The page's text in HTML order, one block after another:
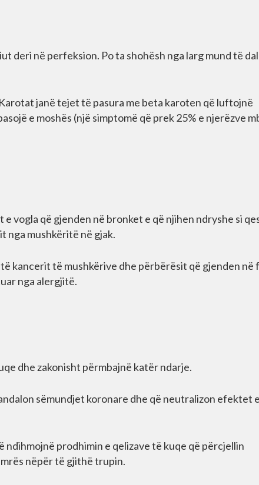
deri në perfeksion. Po ta shohësh nga larg mund të
janë tejet të pasura me beta karoten që luftojnë
e moshës (një simptomë që prek 25% e njerëzve
vogla që gjenden në bronket e që njihen ndryshe si
nga mushkëritë në gjak.
kancerit të mushkërive dhe përbërësit që gjenden në
nga alergjitë.
dhe zakonisht përmbajnë katër ndarje.
sëmundjet koronare dhe që neutralizon efektet e
ndihmojnë prodhimin e qelizave të kuqe që përcjellin
nëpër të gjithë trupin.